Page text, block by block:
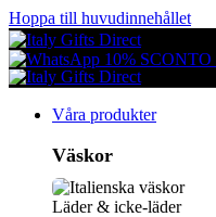
Hoppa till huvudinnehållet
10% SCONTO
Våra produkter
Väskor
Läder & icke-läder